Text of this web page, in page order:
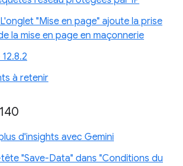
"Mise en page" ajoute la prise
la mise en page en maçonnerie
à retenir
d'insights avec Gemini
tête "Save-Data" dans "Conditions du